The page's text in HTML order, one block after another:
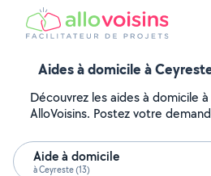
Aides à domicile à
Découvrez les aides à domicile
AlloVoisins. Postez votre
Aide à domicile
à Ceyreste (13)